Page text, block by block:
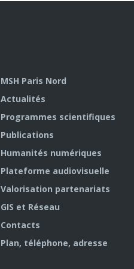
MSH Paris Nord
Actualités
Programmes scientifiques
Publications
Humanités numériques
Plateforme audiovisuelle
Valorisation partenariats
GIS et Réseau
Contacts
Plan, téléphone, adresse